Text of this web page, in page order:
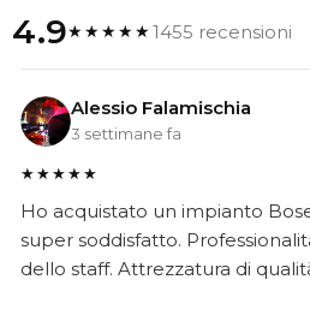
4.9★★★★★1455 recensioni
Alessio Falamischia
3 settimane fa
★★★★★
Ho acquistato un impianto
super soddisfatto.
dello staff. Attrezzatura di